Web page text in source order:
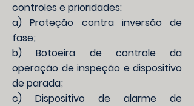
controles e prioridades:
a) Proteção contra inversão de
fase;
b) Botoeira de controle da
operação de inspeção e dispositivo
de parada;
c) Dispositivo de alarme de